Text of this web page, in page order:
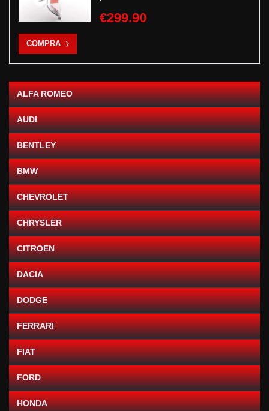
€299.90
COMPRA
ALFA ROMEO
AUDI
BENTLEY
BMW
CHEVROLET
CHRYSLER
CITROEN
DACIA
DODGE
FERRARI
FIAT
FORD
HONDA